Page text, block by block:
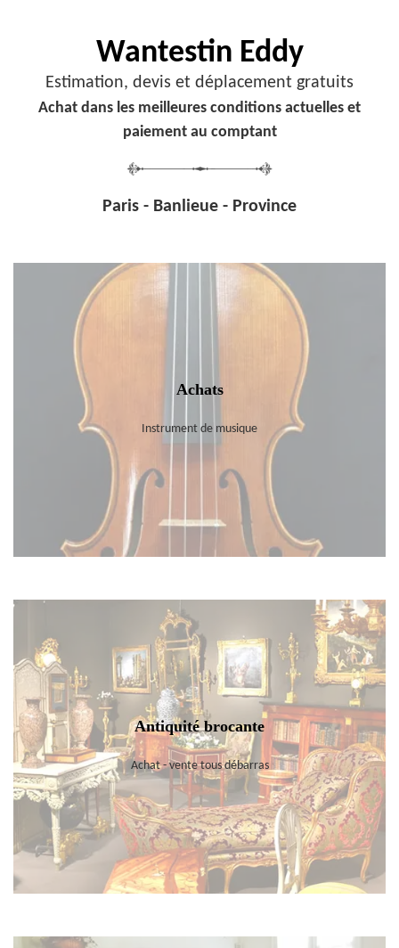
Wantestin Eddy
Estimation, devis et déplacement gratuits
Achat dans les meilleures conditions actuelles et
paiement au comptant
Paris - Banlieue - Province
Achats
Instrument de musique
Antiquité brocante
Achat - vente tous débarras